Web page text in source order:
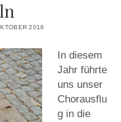
2016
In diesem
Jahr führte
uns unser
Chorausflu
g in die